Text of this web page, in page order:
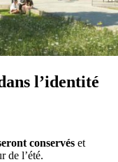
l’identité
conservés et
de l’été.